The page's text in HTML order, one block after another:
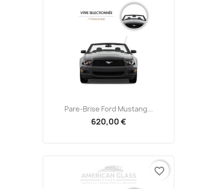
Pare-Brise Ford Mustang...
620,00 €
favorite_border